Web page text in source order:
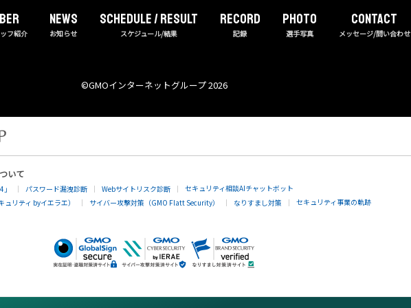
フ紹介
NEWS
お知らせ
Schedule / Result
スケジュール/結果
RECORD
記録
PHOTO
選手写真
CONTACT
メッセージ/問い合わせ
©︎GMOインターネットグループ 2026
いて
パスワード漏洩診断 Webサイトリスク診断
セキュリティ相談AIチャットボット
リティ byイエラエ）
サイバー攻撃対策（GMO Flatt Security） なりすまし対策 セキュリティ事業の軌跡